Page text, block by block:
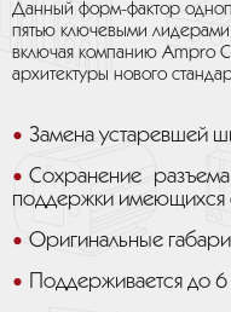
Данный форм-фактор
пятью ключевыми
включая компанию Ampro
архитектуры нового
Замена устаревшей
Сохранение
поддержки имеющихся
Оригинальные
Поддерживается до